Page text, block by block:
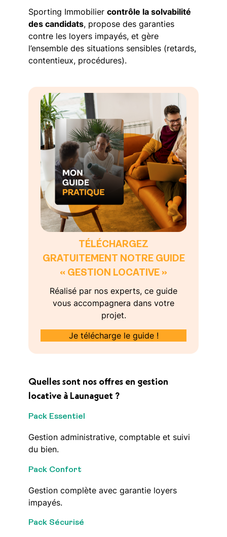
Sporting Immobilier contrôle la solvabilité
des candidats, propose des garanties
contre les loyers impayés, et gère
l’ensemble des situations sensibles (retards,
contentieux, procédures).
TÉLÉCHARGEZ
GRATUITEMENT NOTRE GUIDE
« GESTION LOCATIVE »
Réalisé par nos experts, ce guide
vous accompagnera dans votre
projet.
Je télécharge le guide !
Quelles sont nos offres en gestion
locative à Launaguet ?
Pack Essentiel
Gestion administrative, comptable et suivi
du bien.
Pack Confort
Gestion complète avec garantie loyers
impayés.
Pack Sécurisé